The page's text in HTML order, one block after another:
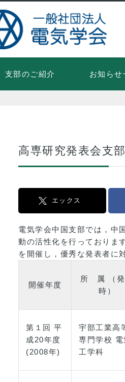
支部のご紹介 お知らせ
高専研究発表会支
エックス
電気学会中国支部では，中
動の活性化を行っておりま
を開催し，優秀な発表者に
開催年度
所 属 （発
時）
第１回 平
成20年度
(2008年)
宇部工業高
専門学校 電
工学科